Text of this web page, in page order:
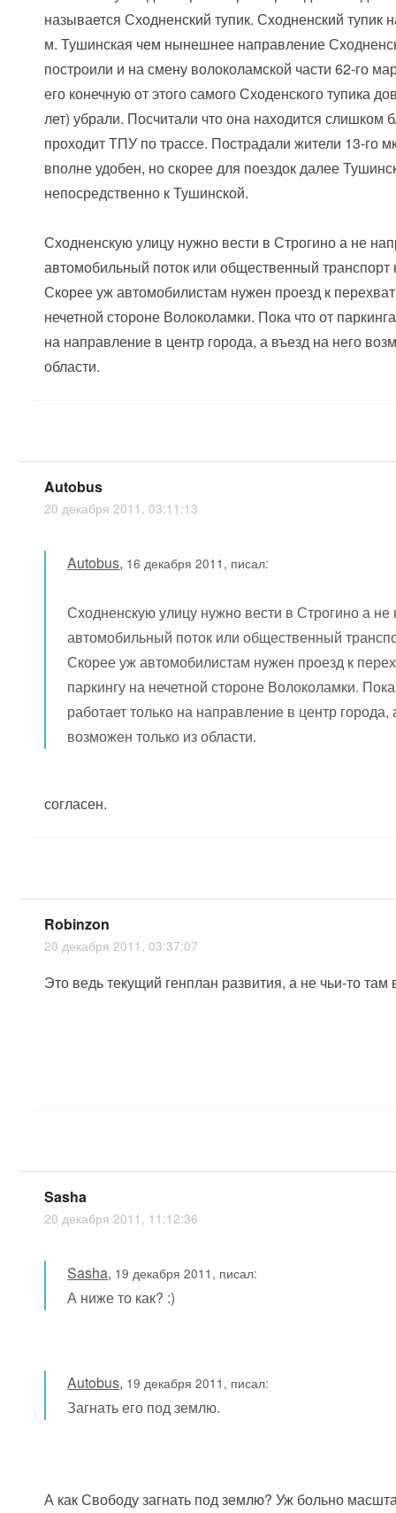
называется Сходненский тупик. Сходненский тупик
м. Тушинская чем нынешнее направление
построили и на смену волоколамской части 62-го
его конечную от этого самого Сходенского тупика
лет) убрали. Посчитали что она находится слишком
проходит ТПУ по трассе. Пострадали жители 13-го
вполне удобен, но скорее для поездок далее
непосредственно к Тушинской.
Сходненскую улицу нужно вести в Строгино а не
автомобильный поток или общественный транспорт
Скорее уж автомобилистам нужен проезд к
нечетной стороне Волоколамки. Пока что от
на направление в центр города, а въезд на него
области.
Autobus
20 декабря 2011, 03:11:13
Autobus, 16 декабря 2011, писал:
Сходненскую улицу нужно вести в Строгино а не
автомобильный поток или общественный
Скорее уж автомобилистам нужен проезд к
паркингу на нечетной стороне Волоколамки.
работает только на направление в центр города,
возможен только из области.
согласен.
Robinzon
20 декабря 2011, 03:37:07
Это ведь текущий генплан развития, а не чьи-то
Sasha
20 декабря 2011, 11:12:36
Sasha, 19 декабря 2011, писал:
А ниже то как? :)
Autobus, 19 декабря 2011, писал:
Загнать его под землю.
А как Свободу загнать под землю? Уж больно